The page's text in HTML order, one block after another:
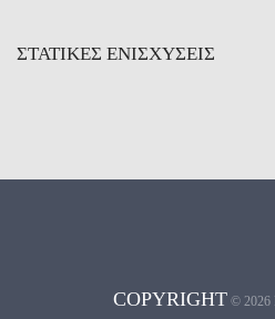
ΣΤΑΤΙΚΕΣ ΕΝΙΣΧΥΣΕΙΣ
COPYRIGHT © 2026